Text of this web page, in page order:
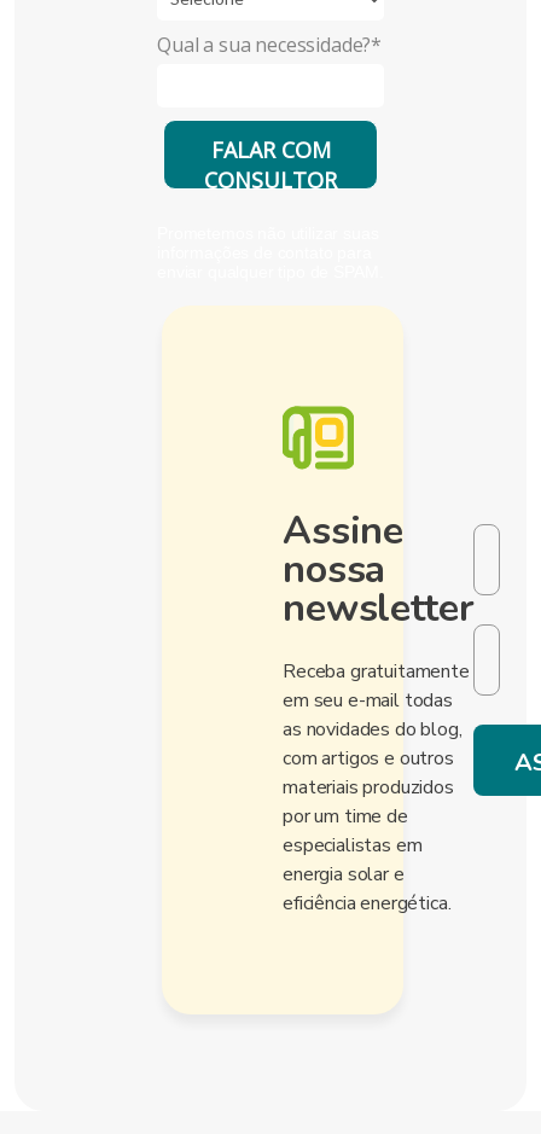
Qual a sua necessidade?*
FALAR COM
CONSULTOR
Assine
nossa
newsletter
Receba gratuitamente
em seu e-mail todas
as novidades do blog,
com artigos e outros
materiais produzidos
por um time de
especialistas em
energia solar e
eficiência energética.